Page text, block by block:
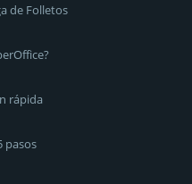
de Folletos
rápida
pasos